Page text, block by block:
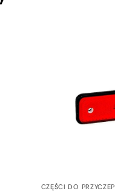
CZĘŚCI DO PRZYCZEP